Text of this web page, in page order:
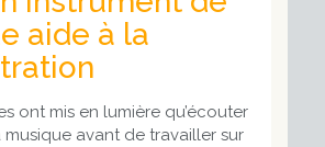
aide à la
ont mis en lumière qu’écouter
avant de travailler sur